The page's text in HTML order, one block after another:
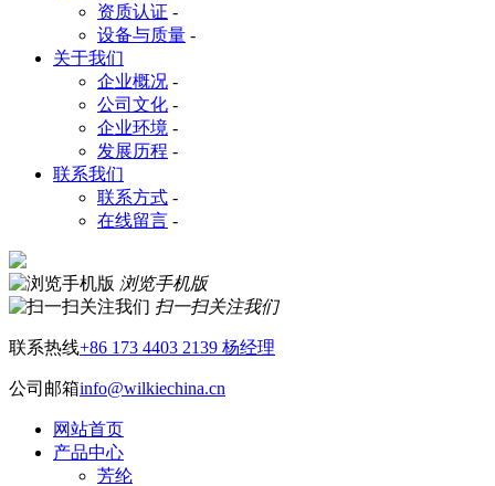
资质认证 -
设备与质量 -
关于我们
企业概况 -
公司文化 -
企业环境 -
发展历程 -
联系我们
联系方式 -
在线留言 -
浏览手机版
扫一扫关注我们
联系热线+86 173 4403 2139 杨经理
公司邮箱info@wilkiechina.cn
网站首页
产品中心
芳纶